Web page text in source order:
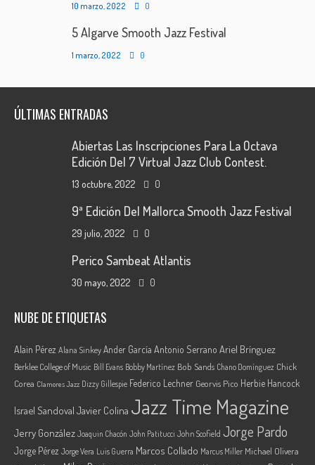
10 marzo, 2022 0
5 Algarve Smooth Jazz Festival
1 marzo, 2022 0
ÚLTIMAS ENTRADAS
Abiertas Las Inscripciones Para La Octava
Edición Del 7 Virtual Jazz Club Contest.
13 octubre, 2022 0
9ª Edición Del Mallorca Smooth Jazz Festival
29 julio, 2022 0
Perico Sambeat Atlantis
30 mayo, 2022 0
NUBE DE ETIQUETAS
Alain Pérez Alana SinkeyAnder García Antonio Serrano Ariel Brínguez
Berklee College of Music Bill Evans Bobby Martínez Bob Sands Chano Domínguez Chick
Corea Clamores Jazz Dizzy Gillespie Federico Lechner Georvis Pico Herbie Hancock
Israel Sandoval Javier Colina Jazz Time Magazine
Jerry González Joaquin Chacón John Patitucci John Scofield Jorge Pardo
Jorge Pérez Jorge Vera Luis Guerra Marcos Collado Marcus Miller Michael Olivera